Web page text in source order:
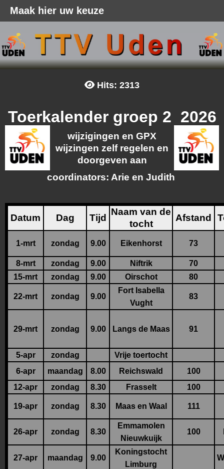
Hits: 2313
Toerkalender groep 2 2026
wijzigingen en GPX
wijzingen zelf regelen en
doorgeven aan
coordinators: Arie en Judith
Datum Dag Tijd
Naam van de
tocht
Afstand
1-mrt zondag 9.00 Eikenhorst 73
8-mrt zondag 9.00 Niftrik
70
15-mrt
zondag 9.00 Oirschot 80
22-mrt zondag 9.00
Fort Isabella
Vught
83
29-mrt zondag 9.00 Langs de Maas 91
5-apr zondag
Vrije toertocht
6-apr
maandag 8.00 Reichswald
100
12-apr
zondag 8.30 Frasselt 100
19-apr zondag 8.30 Maas en Waal 111
26-apr zondag 8.30
Emmamolen
Nieuwkuijk
100
27-apr maandag 9.00
Koningstocht
Limburg
Maak hier uw keuze